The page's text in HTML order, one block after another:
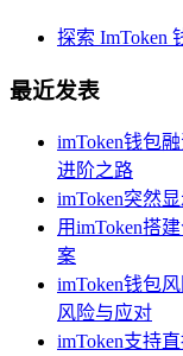
探索 ImToken
最近发表
imToken钱包
进阶之路
imToken突然
用imToken搭
案
imToken钱包
风险与应对
imToken支持